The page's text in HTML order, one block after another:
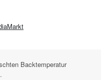
Backtemperatur